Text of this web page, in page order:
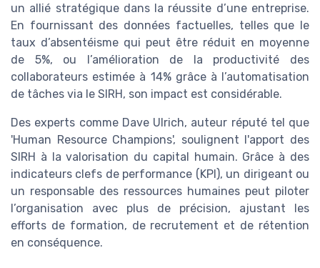
un allié stratégique dans la réussite d’une entreprise.
En fournissant des données factuelles, telles que le
taux d’absentéisme qui peut être réduit en moyenne
de 5%, ou l’amélioration de la productivité des
collaborateurs estimée à 14% grâce à l’automatisation
de tâches via le SIRH, son impact est considérable.
Des experts comme Dave Ulrich, auteur réputé tel que
'Human Resource Champions', soulignent l'apport des
SIRH à la valorisation du capital humain. Grâce à des
indicateurs clefs de performance (KPI), un dirigeant ou
un responsable des ressources humaines peut piloter
l’organisation avec plus de précision, ajustant les
efforts de formation, de recrutement et de rétention
en conséquence.